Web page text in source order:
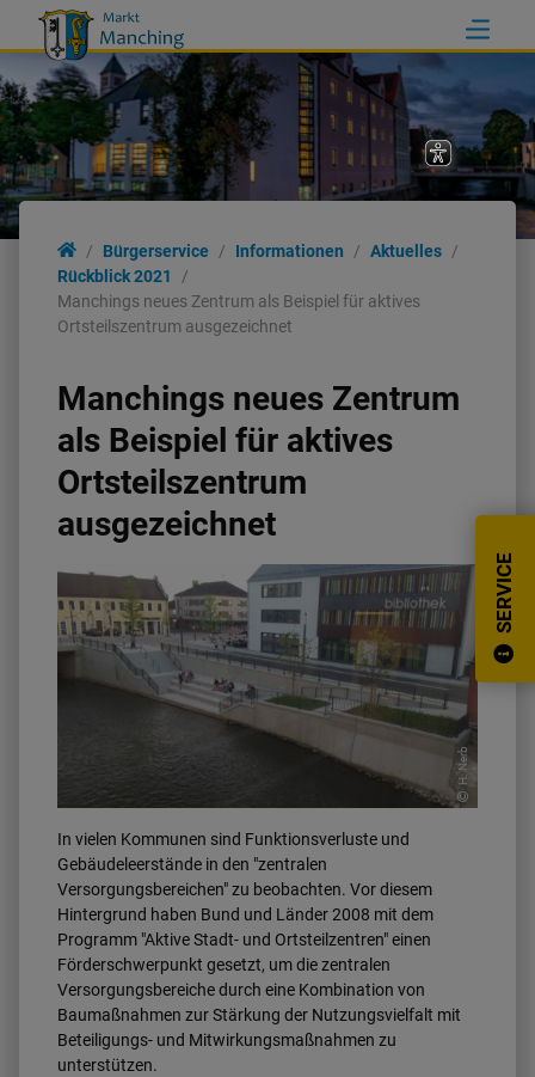
SERVICE
Bürgerservice Informationen
Aktuelles
Rückblick 2021
Manchings neues Zentrum als Beispiel für aktives
Ortsteilszentrum ausgezeichnet
Manchings neues Zentrum
als Beispiel für aktives
Ortsteilszentrum
ausgezeichnet
H. Nerb
In vielen Kommunen sind Funktionsverluste und
Gebäudeleerstände in den "zentralen
Versorgungsbereichen" zu beobachten. Vor diesem
Hintergrund haben Bund und Länder 2008 mit dem
Programm "Aktive Stadt- und Ortsteilzentren" einen
Förderschwerpunkt gesetzt, um die zentralen
Versorgungsbereiche durch eine Kombination von
Baumaßnahmen zur Stärkung der Nutzungsvielfalt mit
Beteiligungs- und Mitwirkungsmaßnahmen zu
unterstützen.